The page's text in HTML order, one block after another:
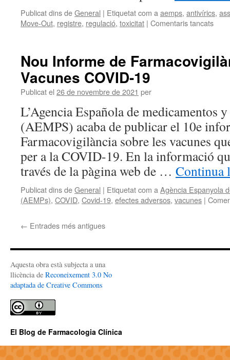
Publicat dins deGeneral | Etiquetat com a aemps, antivírics,
Move-Out, registre, regulació, toxicitat | Comentaris tancats
Nou Informe de
Vacunes COVID-19
Publicat el 26 de novembre de 2021 per
L’Agencia Española de medicamentos
(AEMPS) acaba de publicar el 10e
Farmacovigilància sobre les vacunes
per a la COVID-19. En la informació
través de la pàgina web de …
Publicat dins deGeneral | Etiquetat com a Agència Espanyola
(AEMPs), COVID, Covid-19, efectes adversos, vacunes |
← Entrades més antigues
Aquesta obra està subjecta a una
llicència de Reconeixement 3.0 No
adaptada de Creative Commons
El Blog de Farmacologia Clínica